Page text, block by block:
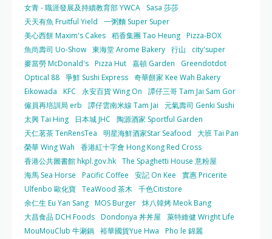
女青 - 職涯發展及持續教育部 YWCA
Sasa 莎莎
天天有魚 Fruitful Yield
一粥麵 Super Super
美心西餅 Maxim's Cakes 稻香集團 Tao Heung Pizza-BOX
魚尚壽司 Uo-Show 東海堂 Arome Bakery 行山
city'super
麥當勞 McDonald's Pizza Hut 嘉頓 Garden
Greendotdot
Optical 88 爭鮮 Sushi Express 奇華餅家 Kee Wah Bakery
Eikowada
KFC 永安百貨 Wing On
譚仔三哥 Tam Jai Sam Gor
僱員再培訓局 erb
譚仔雲南米線 Tam Jai
元氣壽司 Genki Sushi
太興 Tai Hing
日本城 JHC
陶源酒家 Sportful Garden
天仁茗茶 TenRensTea
明星海鮮酒家Star Seafood
大班 Tai Pan
榮華 Wing Wah
香港紅十字會 Hong Kong Red Cross
香港公共圖書館 hkpl.gov.hk The Spaghetti House 意粉屋
海馬 Sea Horse
Pacific Coffee 安記 On Kee
實惠 Pricerite
Ulfenbo 歐化寶 TeaWood 茶木 千色Citistore
余仁生 Eu Yan Sang MOS Burger 炑八韓烤 Meok Bang
大昌食品 DCH Foods Dondonya 丼丼屋
萊特維健 Wright Life
MouMouClub 牛涮鍋 裕華國貨Yue Hwa
Pho le 錦麗